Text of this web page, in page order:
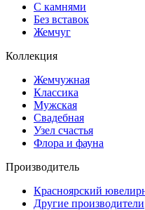
С камнями
Без вставок
Жемчуг
Коллекция
Жемчужная
Классика
Мужская
Свадебная
Узел счастья
Флора и фауна
Производитель
Красноярский
Другие производители